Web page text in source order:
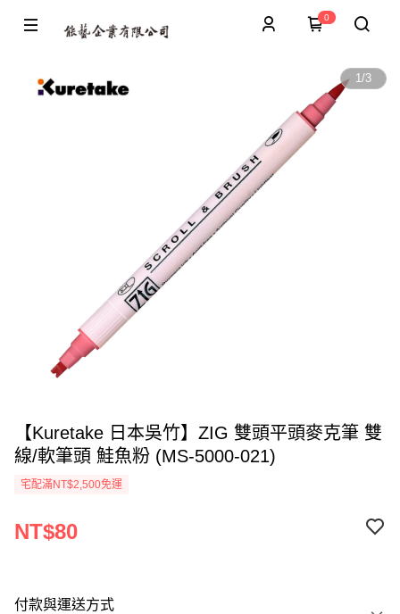
0
1/3
【Kuretake 日本吳竹】ZIG 雙頭平頭麥克筆 雙
線/軟筆頭 鮭魚粉 (MS-5000-021)
宅配滿NT$2,500免運
NT$80
付款與運送方式